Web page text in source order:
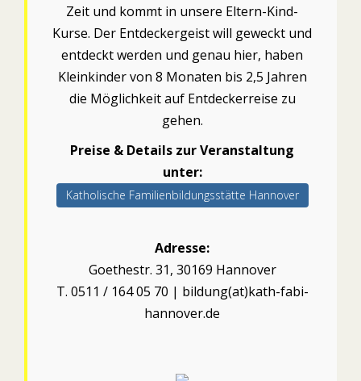
Zeit und kommt in unsere Eltern-Kind-
Kurse. Der Entdeckergeist will geweckt und
entdeckt werden und genau hier, haben
Kleinkinder von 8 Monaten bis 2,5 Jahren
die Möglichkeit auf Entdeckerreise zu
gehen.
Preise & Details zur Veranstaltung
unter:
Katholische Familienbildungsstätte Hannover
Adresse:
Goethestr. 31, 30169 Hannover
T. 0511 / 164 05 70 | bildung(at)kath-fabi-
hannover.de